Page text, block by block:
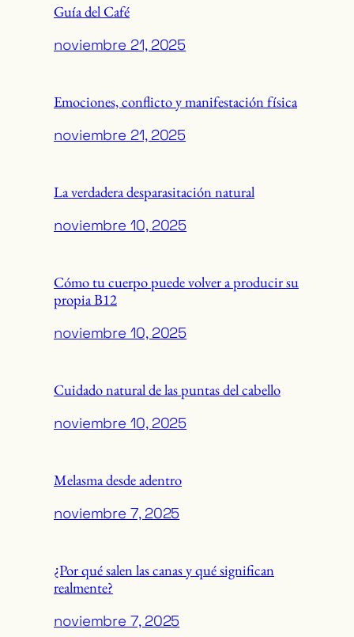
Guía del Café
noviembre 21, 2025
Emociones, conflicto y manifestación física
noviembre 21, 2025
La verdadera desparasitación natural
noviembre 10, 2025
Cómo tu cuerpo puede volver a producir su
propia B12
noviembre 10, 2025
Cuidado natural de las puntas del cabello
noviembre 10, 2025
Melasma desde adentro
noviembre 7, 2025
¿Por qué salen las canas y qué significan
realmente?
noviembre 7, 2025